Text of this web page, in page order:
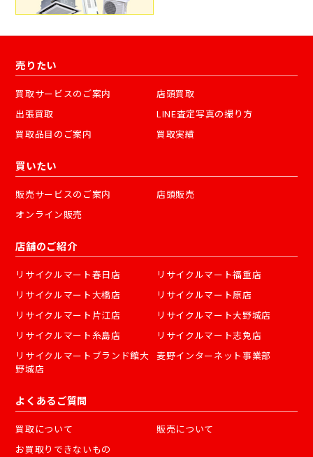
売りたい
買取サービスのご案内
店頭買取
出張買取
LINE査定写真の撮り方
買取品目のご案内
買取実績
買いたい
販売サービスのご案内
店頭販売
オンライン販売
店舗のご紹介
リサイクルマート春日店
リサイクルマート福重店
リサイクルマート大橋店
リサイクルマート原店
リサイクルマート片江店
リサイクルマート大野城店
リサイクルマート糸島店
リサイクルマート志免店
リサイクルマートブランド館大
野城店
麦野インターネット事業部
よくあるご質問
買取について
販売について
お買取りできないもの